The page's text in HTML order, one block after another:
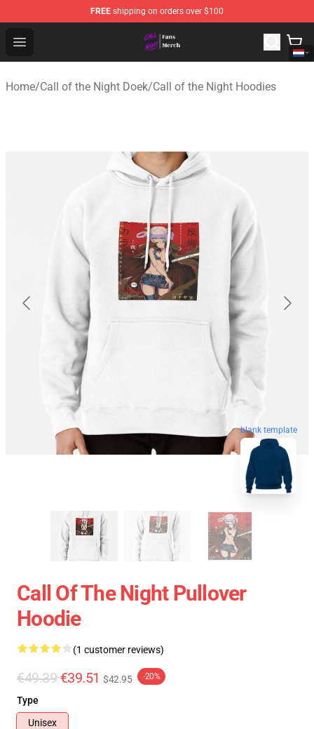
FREE shipping on orders over $100
Open menu
Call of the Night Store - Official Call of the Night
Home/Call of the Night Doek/Call of the Night Hoodies
blank template
Call Of The Night Pullover
Hoodie
(1 customer reviews)
€49.39 €39.51 $42.95 -20%
Type
Unisex